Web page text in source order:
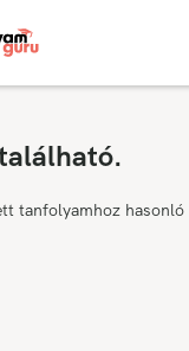
tanfolyamhoz hasonló